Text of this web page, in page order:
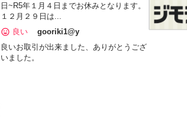
日~R5年１月４日までお休みとなります。
１２月２９日は...
良い
gooriki1@y
良いお取引が出来ました、ありがとうござ
いました。